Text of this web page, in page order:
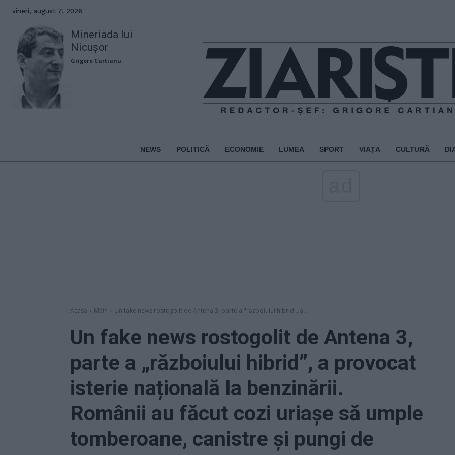
vineri, august 7, 2026
Mineriada lui
Nicușor
Grigore Cartianu
NEWS POLITICĂ ECONOMIE LUMEA SPORT VIAȚA CULTURĂ
Acasă Main Un fake news rostogolit de Antena 3, parte a "războiului hibrid", a...
Un fake news rostogolit de Antena 3,
parte a „războiului hibrid”, a provocat
isterie națională la benzinării.
Românii au făcut cozi uriașe să umple
tomberoane, canistre și pungi de